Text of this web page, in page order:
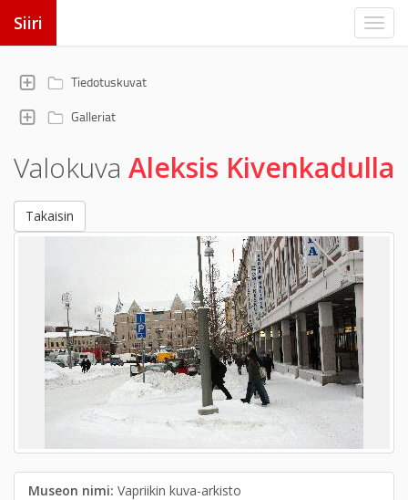
Siiri
Tiedotuskuvat
Galleriat
Valokuva Aleksis Kivenkadulla
Takaisin
Museon nimi: Vapriikin kuva-arkisto